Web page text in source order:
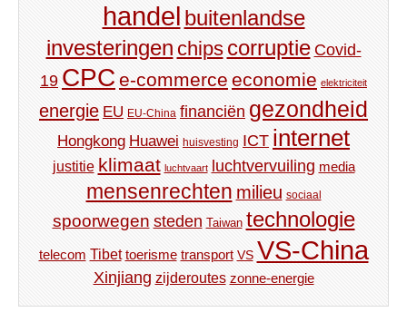
handel buitenlandse
investeringen chips corruptie Covid-
19 CPC e-commerce economie elektriciteit
energie EU EU-China financiën gezondheid
Hongkong Huawei huisvesting ICT internet
justitie klimaat luchtvaart luchtvervuiling media
mensenrechten milieu sociaal
spoorwegen steden Taiwan technologie
telecom Tibet toerisme transport VS VS-China
Xinjiang zijderoutes zonne-energie